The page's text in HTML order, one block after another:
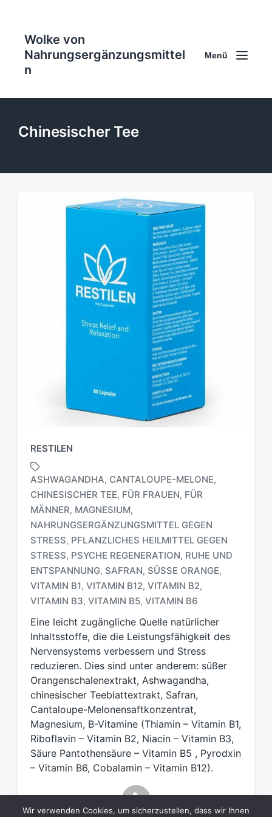
Wolke von
Nahrungsergänzungsmittel
n
Menü
Chinesischer Tee
RESTILEN
S
c
h
a
g
w
r
t
e
r
ASHWAGANDHA, CANTALOUPE-MELONE,
CHINESISCHER TEE, FÜR FRAUEN, FÜR
MÄNNER, MAGNESIUM,
NAHRUNGSERGÄNZUNGSMITTEL GEGEN
STRESS, PFLANZLICHES HEILMITTEL GEGEN
STRESS, PSYCHE REGENERATION, RUHE UND
ENTSPANNUNG, SAFRAN, SÜSSE ORANGE ,
VITAMIN B1, VITAMIN B12, VITAMIN B2,
VITAMIN B3, VITAMIN B5, VITAMIN B6
Eine leicht zugängliche Quelle natürlicher
Inhaltsstoffe, die die Leistungsfähigkeit des
Nervensystems verbessern und Stress
reduzieren. Dies sind unter anderem: süßer
Orangenschalenextrakt, Ashwagandha,
chinesischer Teeblattextrakt, Safran,
Cantaloupe-Melonensaftkonzentrat,
Magnesium, B-Vitamine (Thiamin – Vitamin B1,
Riboflavin – Vitamin B2, Niacin – Vitamin B3,
Säure Pantothensäure – Vitamin B5 , Pyrodxin
– Vitamin B6, Cobalamin – Vitamin B12).
Wir verwenden Cookies, um sicherzustellen, dass wir Ihnen